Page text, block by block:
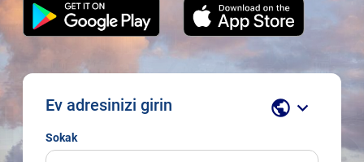
Ev adresinizi girin public keyboard_arrow_down
Sokak